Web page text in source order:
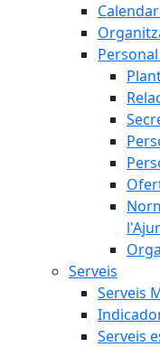
Serveis
Serveis
Serveis